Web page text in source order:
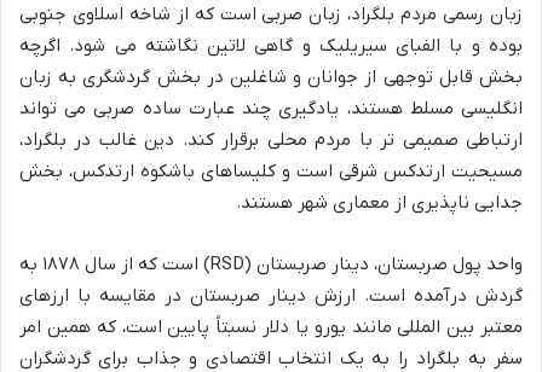
زبان رسمی مردم بلگراد، زبان صربی است که از شاخه اسلاوی جنوبی
بوده و با الفبای سیریلیک و گاهی لاتین نگاشته می شود. اگرچه
بخش قابل توجهی از جوانان و شاغلین در بخش گردشگری به زبان
انگلیسی مسلط هستند، یادگیری چند عبارت ساده صربی می تواند
ارتباطی صمیمی تر با مردم محلی برقرار کند. دین غالب در بلگراد،
مسیحیت ارتدکس شرقی است و کلیساهای باشکوه ارتدکس، بخش
جدایی ناپذیری از معماری شهر هستند.
واحد پول صربستان، دینار صربستان (RSD) است که از سال ۱۸۷۸ به
گردش درآمده است. ارزش دینار صربستان در مقایسه با ارزهای
معتبر بین المللی مانند یورو یا دلار نسبتاً پایین است، که همین امر
سفر به بلگراد را به یک انتخاب اقتصادی و جذاب برای گردشگران